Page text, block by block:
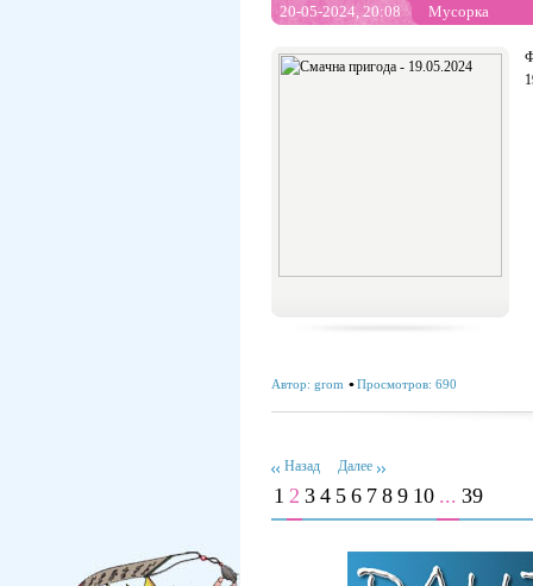
20-05-2024, 20:08 Мусорка
Автор: grom Просмотров: 690
Назад Далее
1 2 3 4 5 6 7 8 9 10 ... 39